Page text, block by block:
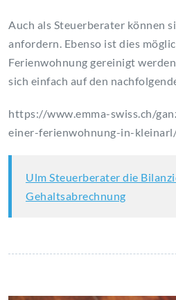
Auch als Steuerberater können
anfordern. Ebenso ist dies
Ferienwohnung gereinigt
sich einfach auf den
https://www.emma-swiss.ch/
einer-ferienwohnung-in-
Ulm Steuerberater die
Gehaltsabrechnung